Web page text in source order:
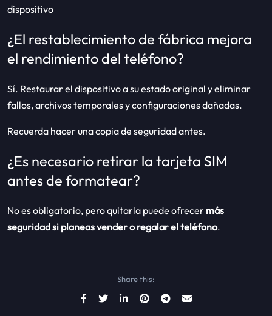
dispositivo
¿El restablecimiento de fábrica mejora
el rendimiento del teléfono?
Sí. Restaurar el dispositivo a su estado original y eliminar
fallos, archivos temporales y configuraciones dañadas.
Recuerda hacer una copia de seguridad antes.
¿Es necesario retirar la tarjeta SIM
antes de formatear?
No es obligatorio, pero quitarla puede ofrecer más
seguridad si planeas vender o regalar el teléfono.
Share this: